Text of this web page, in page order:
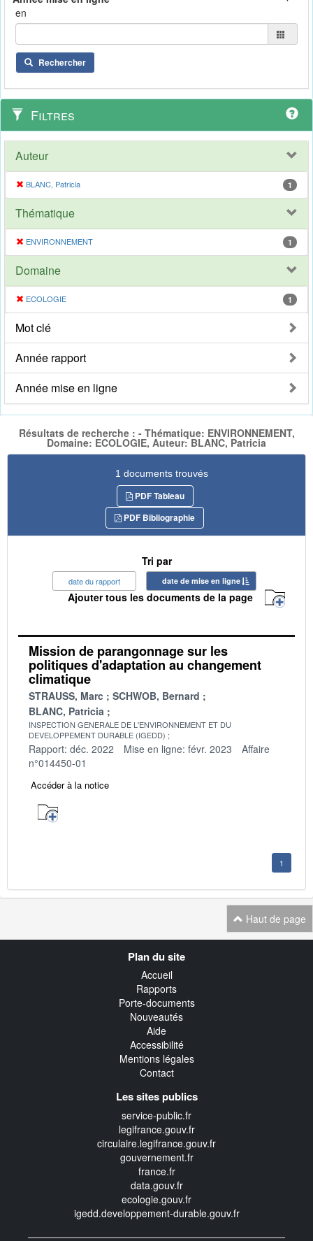
en
Rechercher
Filtres
Auteur
BLANC, Patricia 1
Thématique
ENVIRONNEMENT 1
Domaine
ECOLOGIE 1
Mot clé
Année rapport
Année mise en ligne
Résultats de recherche : - Thématique: ENVIRONNEMENT,
Domaine: ECOLOGIE, Auteur: BLANC, Patricia
1 documents trouvés
PDF Tableau
PDF Bibliographie
Tri par
date du rapport date de mise en ligne
Ajouter tous les documents de la page
Mission de parangonnage sur les
politiques d'adaptation au changement
climatique
STRAUSS, Marc
SCHWOB, Bernard
BLANC, Patricia
INSPECTION GENERALE DE L'ENVIRONNEMENT ET DU
DEVELOPPEMENT DURABLE (IGEDD)
Rapport: déc. 2022 Mise en ligne: févr. 2023
Affaire
n°014450-01
Accéder à la notice
1
Haut de page
Plan du site
Accueil
Rapports
Porte-documents
Nouveautés
Aide
Accessibilité
Mentions légales
Contact
Les sites publics
service-public.fr
legifrance.gouv.fr
circulaire.legifrance.gouv.fr
gouvernement.fr
france.fr
data.gouv.fr
ecologie.gouv.fr
igedd.developpement-durable.gouv.fr